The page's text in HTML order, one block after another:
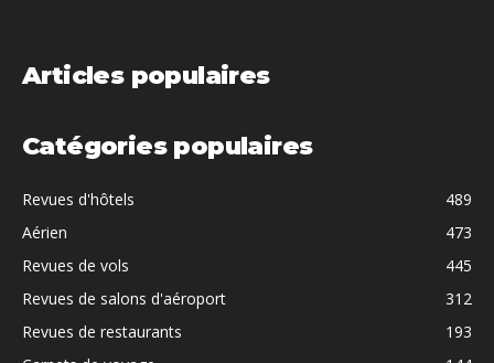
Articles populaires
Catégories populaires
Revues d'hôtels
489
Aérien
473
Revues de vols
445
Revues de salons d'aéroport
312
Revues de restaurants
193